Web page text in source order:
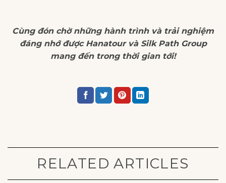
Cùng đón chờ những hành trình và trải nghiệm
đáng nhớ được Hanatour và Silk Path Group
mang đến trong thời gian tới!
RELATED ARTICLES